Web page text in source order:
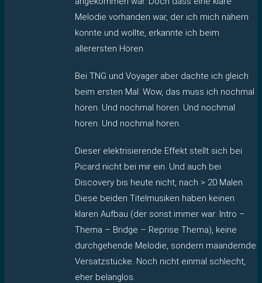
Melodie vorhanden war, der ich mich nähern
konnte und wollte, erkannte ich beim
allerersten Hören.
Bei TNG und Voyager aber dachte ich gleich
beim ersten Mal: Wow, das muss ich nochmal
hören. Und nochmal hören. Und nochmal
hören. Und nochmal hören.
Dieser elektrisierende Effekt stellt sich bei
Picard nicht bei mir ein. Und auch bei
Discovery bis heute nicht, nach > 20 Malen.
Diese beiden Titelmusiken haben keinen
klaren Aufbau (der sonst immer war: Intro –
Thema – Bridge – Reprise Thema), keine
durchgehende Melodie, sondern mäandernde
Versatzstücke. Noch nicht einmal schlecht,
eher belanglos.